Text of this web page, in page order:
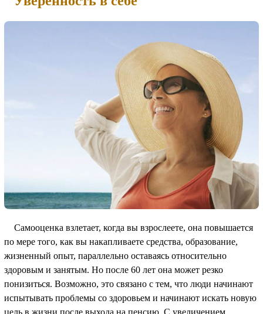
Самооценка взлетает, когда вы взрослеете, она повышается
по мере того, как вы накапливаете средства, образование,
жизненный опыт, параллельно оставаясь относительно
здоровым и занятым. Но после 60 лет она может резко
понизиться. Возможно, это связано с тем, что люди начинают
испытывать проблемы со здоровьем и начинают искать новую
цель в жизни после выхода на пенсию. С увеличением